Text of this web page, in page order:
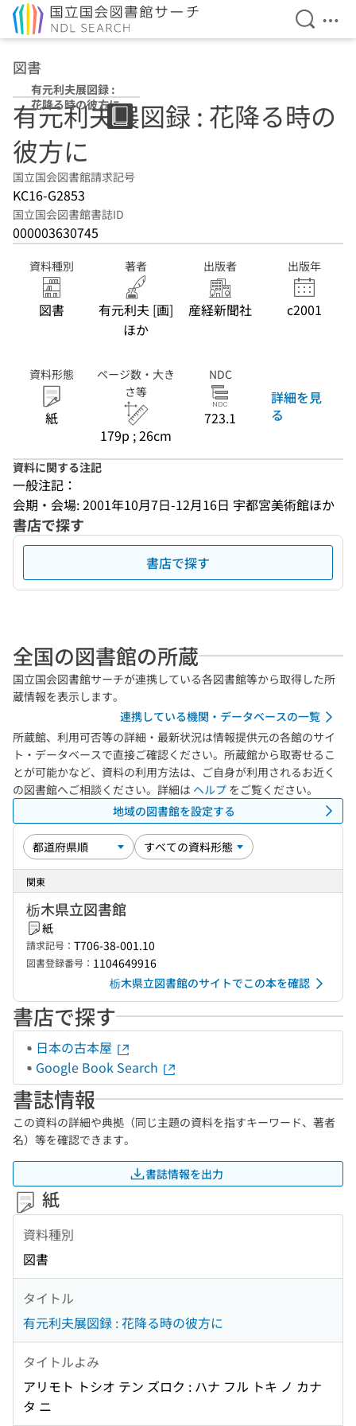
検索を
メ
図書
有元利夫展図録 :
花降る時の彼方に
有元利夫展図録 : 花降る時の
彼方に
国立国会図書館請求記号
KC16-G2853
国立国会図書館書誌ID
000003630745
資料種別
図書
著者
有元利夫 [画]
ほか
出版者
産経新聞社
出版年
c2001
資料形態
紙
ページ数・大き
さ等
179p ; 26cm
NDC
723.1
詳細を見
る
資料に関する注記
一般注記：
会期・会場: 2001年10月7日-12月16日 宇都宮美術館ほか
書店で探す
書店で探す
全国の図書館の所蔵
国立国会図書館サーチが連携している各図書館等から取得した所
蔵情報を表示します。
連携している機関・データベースの一覧
所蔵館、利用可否等の詳細・最新状況は情報提供元の各館のサイ
ト・データベースで直接ご確認ください。所蔵館から取寄せるこ
とが可能かなど、資料の利用方法は、ご自身が利用されるお近く
の図書館へご相談ください。詳細は ヘルプ をご覧ください。
地域の図書館を設定する
関東
栃木県立図書館
紙
請求記号： T706-38-001.10
図書登録番号： 1104649916
栃木県立図書館のサイトでこの本を確認
書店で探す
日本の古本屋
Google Book Search
書誌情報
この資料の詳細や典拠（同じ主題の資料を指すキーワード、著者
名）等を確認できます。
書誌情報を出力
紙
資料種別
図書
タイトル
有元利夫展図録 : 花降る時の彼方に
タイトルよみ
アリモト トシオ テン ズロク : ハナ フル トキ ノ カナ
タ ニ